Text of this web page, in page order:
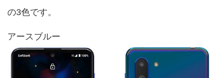
の3色です。
アースブルー